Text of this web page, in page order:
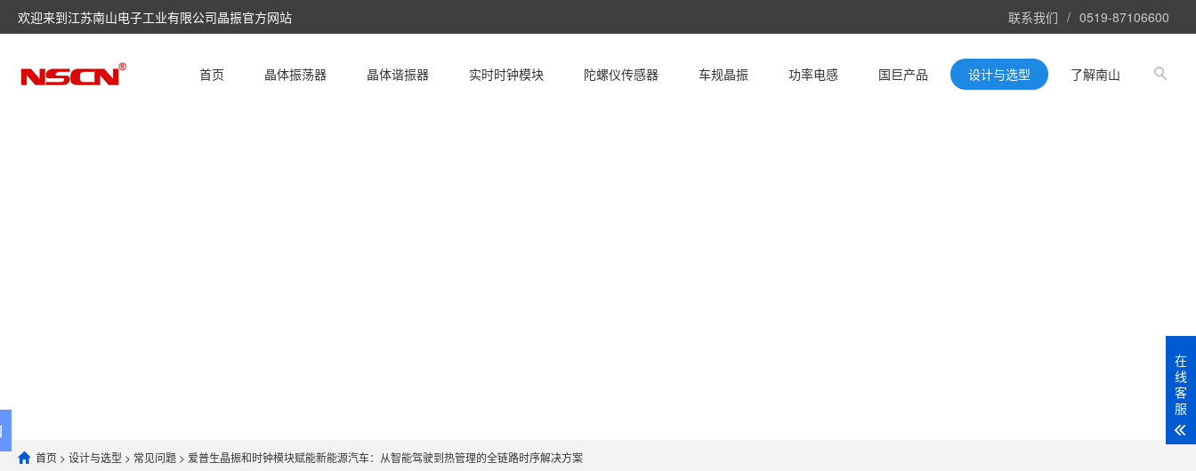
欢迎来到江苏南山电子工业有限公司晶振官方网站 联系我们 / 0519-87106600
首页 晶体振荡器 晶体谐振器 实时时钟模块 陀螺仪传感器 车规晶振 功率电感 国巨产品 设计与选型 了解南山
首页 >设计与选型 > 常见问题 > 爱普生晶振和时钟模块赋能新能源汽车：从智能驾驶到热管理的全链路时序解决方案
在
线
客
服